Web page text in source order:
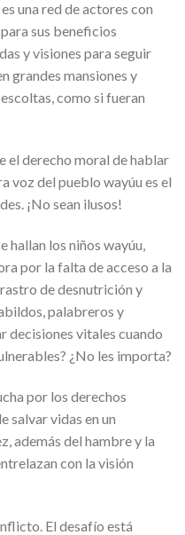
una red de actores con
sus beneficios
y visiones para seguir
grandes mansiones y
como si fueran
el derecho moral de hablar
voz del pueblo wayúu es el
¡No sean ilusos!
hallan los niños wayúu,
por la falta de acceso a la
de desnutrición y
palabreros y
decisiones vitales cuando
¿No les importa?
por los derechos
salvar vidas en un
además del hambre y la
con la visión
El desafío está